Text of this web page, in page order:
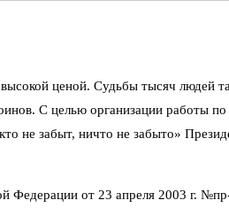
ценой. Судьбы тысяч людей
С целью организации работы
не забыт, ничто не забыто»
Федерации от 23 апреля 2003 г.